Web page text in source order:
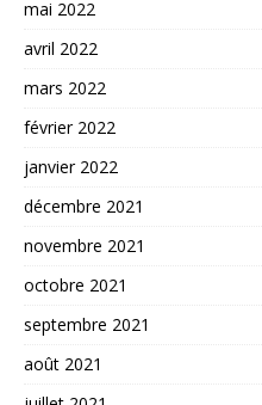
mai 2022
avril 2022
mars 2022
février 2022
janvier 2022
décembre 2021
novembre 2021
octobre 2021
septembre 2021
août 2021